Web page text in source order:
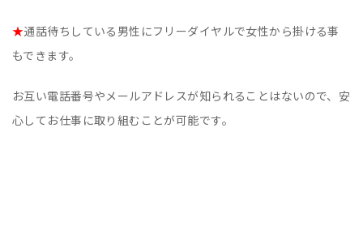
★通話待ちしている男性にフリーダイヤルで女性から掛ける事
もできます。
お互い電話番号やメールアドレスが知られることはないので、安
心してお仕事に取り組むことが可能です。